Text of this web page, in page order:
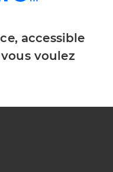
accessible
voulez